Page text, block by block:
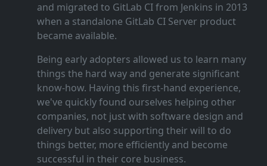
and migrated to GitLab CI from Jenkins in 2013
when a standalone GitLab CI Server product
became available.
Being early adopters allowed us to learn many
things the hard way and generate significant
know‑how. Having this first‑hand experience,
we've quickly found ourselves helping other
companies, not just with software design and
delivery but also supporting their will to do
things better, more efficiently and become
successful in their core business.